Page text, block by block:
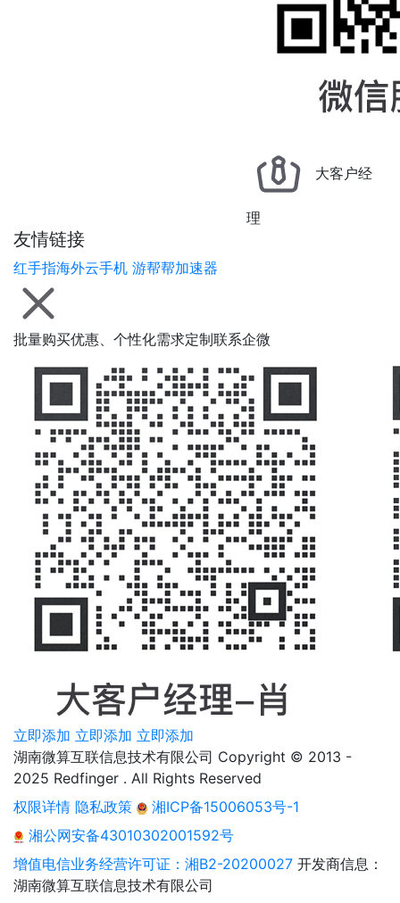
友情链接
红手指海外云手机 游帮帮加速器
大客户经
理
批量购买优惠、个性化需求定制联系企微
立即添加 立即添加 立即添加
湖南微算互联信息技术有限公司 Copyright © 2013 -
2025 Redfinger . All Rights Reserved
权限详情 隐私政策
湘ICP备15006053号-1
湘公网安备43010302001592号
增值电信业务经营许可证：湘B2-20200027 开发商信息：
湖南微算互联信息技术有限公司